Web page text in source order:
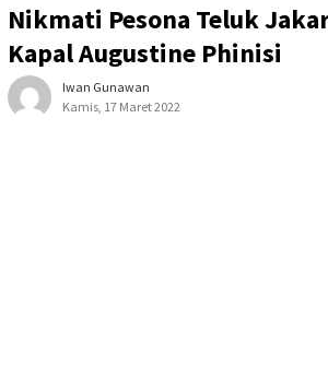
Nikmati Pesona Teluk
Kapal Augustine Phinisi
Iwan Gunawan
Kamis, 17 Maret 2022